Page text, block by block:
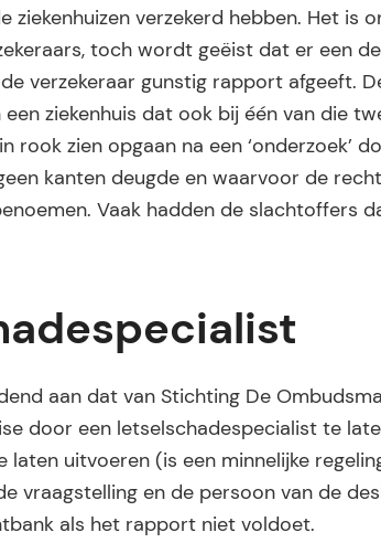
ziekenhuizen verzekerd hebben. Het is
toch wordt geëist dat er een
verzekeraar gunstig rapport afgeeft.
ziekenhuis dat ook bij één van die
rook zien opgaan na een ‘onderzoek’
kanten deugde en waarvoor de
Vaak hadden de slachtoffers
aan dat van Stichting De
door een letselschadespecialist te
laten uitvoeren (is een minnelijke
vraagstelling en de persoon van de
als het rapport niet voldoet.